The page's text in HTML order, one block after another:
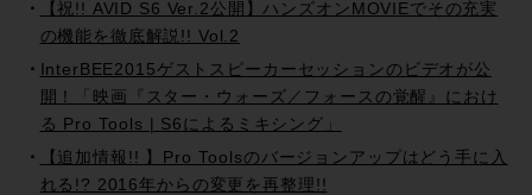
【祝!! AVID S6 Ver.2公開】ハンズオンMOVIEでその充実
の機能を徹底解説!! Vol.2
InterBEE2015ゲストスピーカーセッションのビデオが公
開！「映画『スター・ウォーズ／フォースの覚醒』におけ
る Pro Tools | S6によるミキシング」
【追加情報!! 】Pro Toolsのバージョンアップはどう手に入
れる!? 2016年からの変更を再整理!!